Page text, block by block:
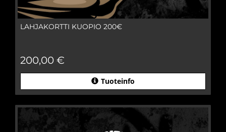
LAHJAKORTTI KUOPIO 200€
200,00 €
Tuoteinfo